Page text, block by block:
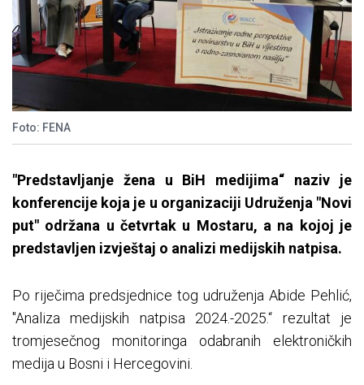
Foto: FENA
"Predstavljanje žena u BiH medijima“ naziv je
konferencije koja je u organizaciji Udruženja "Novi
put" održana u četvrtak u Mostaru, a na kojoj je
predstavljen izvještaj o analizi medijskih natpisa.
Po riječima predsjednice tog udruženja Abide Pehlić,
"Analiza medijskih natpisa 2024.-2025.“ rezultat je
tromjesečnog monitoringa odabranih elektroničkih
medija u Bosni i Hercegovini.